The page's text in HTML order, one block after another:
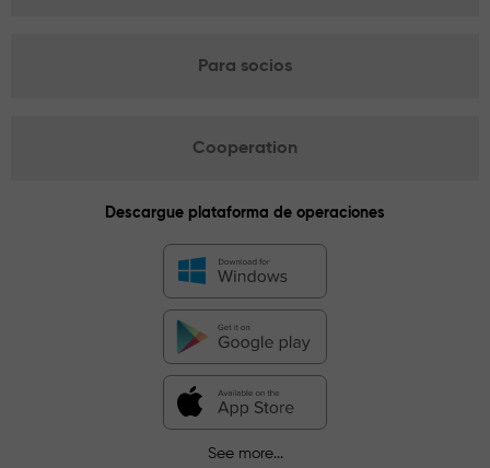
Para socios
Cooperation
Descargue plataforma de operaciones
See more...